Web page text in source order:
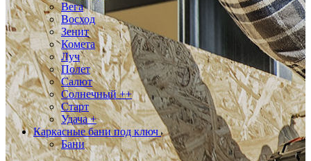
Вега
Восход
Зенит
Комета
Луч
Полет
Салют
Солнечный ++
Старт
Удача +
Каркасные бани под ключ
Бани